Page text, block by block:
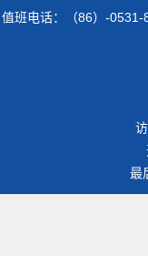
值班电话：（86）-
最